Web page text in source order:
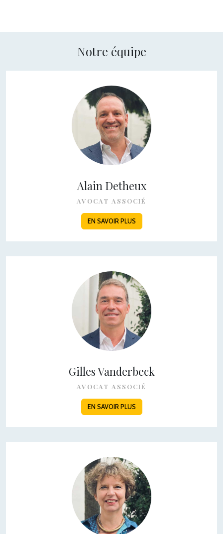
Notre équipe
Alain Detheux
AVOCAT ASSOCIÉ
EN SAVOIR PLUS
Gilles Vanderbeck
AVOCAT ASSOCIÉ
EN SAVOIR PLUS